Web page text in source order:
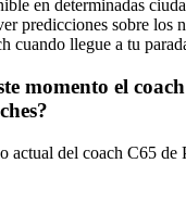
en determinadas
predicciones sobre los
cuando llegue a tu
momento el
actual del coach C65 de